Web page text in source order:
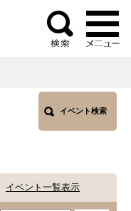
検
索
イベント検索
イベント一覧表示